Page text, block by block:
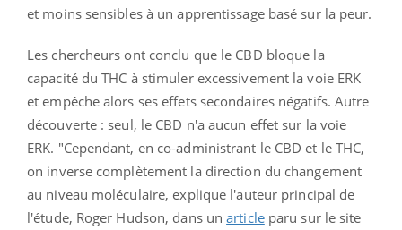
et moins sensibles à un apprentissage basé sur la peur.
Les chercheurs ont conclu que le CBD bloque la
capacité du THC à stimuler excessivement la voie ERK
et empêche alors ses effets secondaires négatifs. Autre
découverte : seul, le CBD n'a aucun effet sur la voie
ERK. "Cependant, en co-administrant le CBD et le THC,
on inverse complètement la direction du changement
au niveau moléculaire, explique l'auteur principal de
l'étude, Roger Hudson, dans unarticleparu sur le site